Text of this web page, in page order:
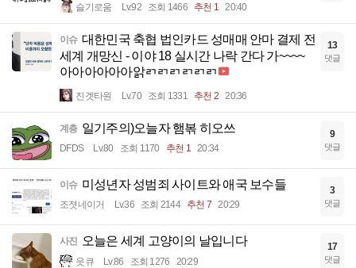
슬기로움 Lv.92 조회 1466 추천 1 20:40
이슈 대한민국 축협 법인카드 성매매 안마 결제 전
세계 개망신 - 이야 18 실시간 나락 간다 가~~~~
아아아아아아앍ㄺㄺㄺㄺㄺㄺ
진겟타원 Lv.70 조회 1331 추천 2 20:36
13
댓글
계층 일기주의)오늘자 햄볶 히오쓰
DFDS Lv.80 조회 1170 추천 1 20:34
9
댓글
이슈 미성년자 성범죄 사이트와 애국 보수들
조졋네이거 Lv.36 조회 2144 추천 7 20:29
3
댓글
사진 오늘은 세계 고양이의 날입니다
읏큐 Lv.86 조회 1276 20:29
17
댓글